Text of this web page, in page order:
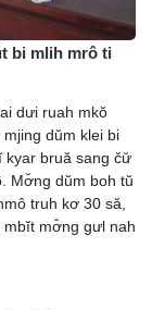
bi mlih mrô ti
dưi ruah mkŏ
dŭm klei bi
kyar bruă sang čư̆
Mơ̆ng dŭm boh tŭ
truh kơ 30 să,
mơ̆ng gưl nah